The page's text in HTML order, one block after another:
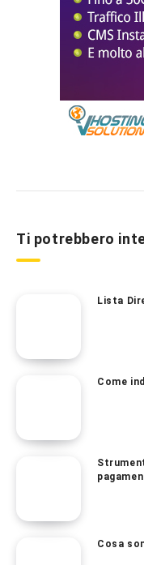
Ti potrebbero
Lista
Come
Cosa